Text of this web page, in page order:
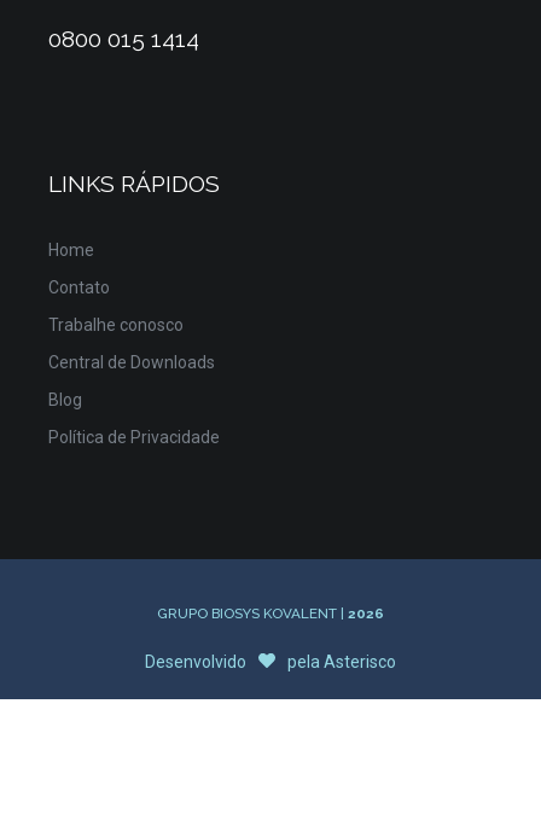
0800 015 1414
LINKS RÁPIDOS
Home
Contato
Trabalhe conosco
Central de Downloads
Blog
Política de Privacidade
GRUPO BIOSYS KOVALENT | 2026
Desenvolvido pela Asterisco